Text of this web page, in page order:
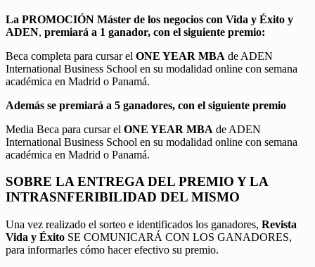
La PROMOCIÓN Máster de los negocios con Vida y Éxito y
ADEN, premiará a 1 ganador, con el siguiente premio:
Beca completa para cursar el ONE YEAR MBA de ADEN
International Business School en su modalidad online con semana
académica en Madrid o Panamá.
Además se premiará a 5 ganadores, con el siguiente premio
Media Beca para cursar el ONE YEAR MBA de ADEN
International Business School en su modalidad online con semana
académica en Madrid o Panamá.
SOBRE LA ENTREGA DEL PREMIO Y LA
INTRASNFERIBILIDAD DEL MISMO
Una vez realizado el sorteo e identificados los ganadores, Revista
Vida y Éxito SE COMUNICARÁ CON LOS GANADORES,
para informarles cómo hacer efectivo su premio.